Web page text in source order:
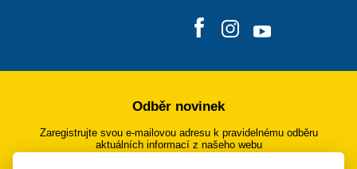
Odběr novinek
Zaregistrujte svou e-mailovou adresu k pravidelnému odběru
aktuálních informací z našeho webu